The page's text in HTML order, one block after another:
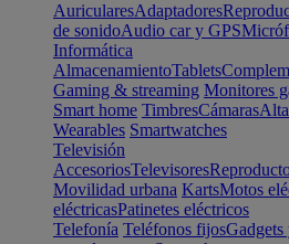
AuricularesAdaptadores
de sonidoAudio car y GPS
Informática
AlmacenamientoTablets
Gaming & streaming Monitores
Smart home TimbresCámaras
Wearables Smartwatches
Televisión
AccesoriosTelevisores
Movilidad urbana KartsMotos
eléctricasPatinetes eléctricos
Telefonía Teléfonos fijosGadgets